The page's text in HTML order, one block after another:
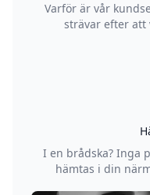
Varför är vår
strävar efter att
I en brådska? Inga
hämtas i din